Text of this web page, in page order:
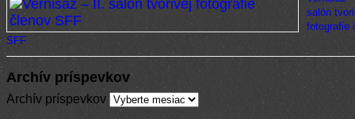
salón
fotografie
SFF
Archív príspevkov
Archív príspevkov